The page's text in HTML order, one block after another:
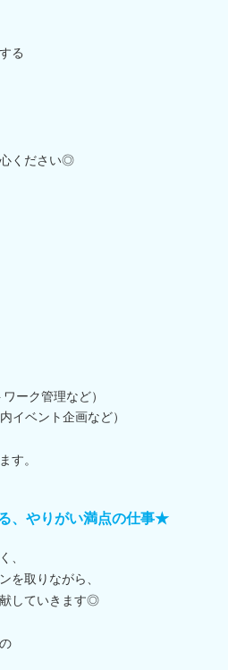
る
ください◎
ーク管理など）
イベント企画など）
す。
、やりがい満点の仕事★
、
を取りながら、
していきます◎